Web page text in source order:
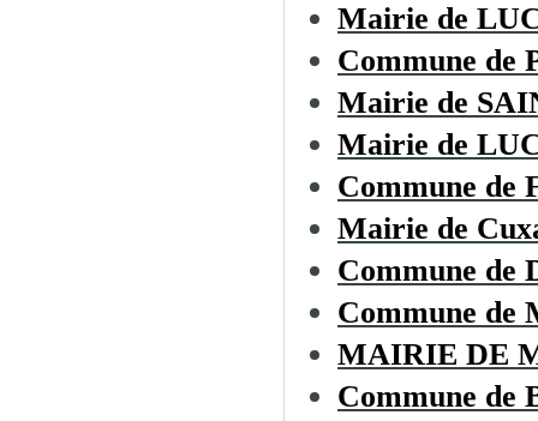
Mairie de
Commune de
Mairie de
Mairie de
Commune de
Mairie de
Commune de
Commune de
MAIRIE DE
Commune de